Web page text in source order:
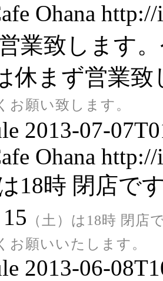
Ohana http://
業致します
休まず営業致
お願い致します。
2013-07-
Ohana http://
18時 閉店で
15 （土）は18時 閉店
お願いいたします。
2013-06-